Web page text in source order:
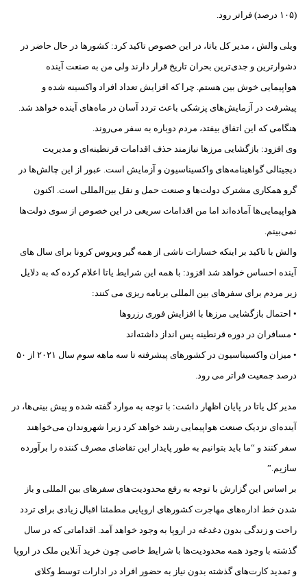
(۱۰۵ درصد) فراتر رود.
ویلی والش ، مدیر کل یاتا، در این خصوص تاکید کرد: کشورها در حال حاضر در
دشوارترین و جدی‌ترین بحران تاریخ قرار دارند ولی من به صنعت آینده
هواپیمایی خوش بین هستم. چرا که افزایش تعداد افراد واکسینه شده و
پیشرفت در آزمایش‌های پزشکی باعث تردد آسان در ماه‌های آینده خواهد شد.
هنگامی که این اتفاق بیفتد، مردم دوباره به سفر می‌روند.
وی افزود: بازگشایی مرزها نیازمند حذف اقدامات قرنطینه‌ای و مدیریت
دیجیتالی گواهینامه‌های واکسیناسیون و آزمایش است. عبور از این چالش‌ها در
گرو همکاری مشترک دولت‌ها و صنعت حمل و نقل بین‌المللی است. اکنون
هواپیمایی‌ها آماده‌اند اما من اقدامات سریعی در این خصوص از سوی دولت‌ها
نمی‌بینم.
والش با تاکید بر اینکه خسارات ناشی از همه گیر ویروس کرونا برای سال های
آینده احساس خواهد شد افزود: با همه این شرایط یاتا اعلام کرده که به دلایل
زیر مردم برای سفرهای بین المللی برنامه ریزی می کنند:
• احتمال بازگشایی مرزها با افزایش فوری رزروها
• مسافران در دوره قرنطینه پس انداز داشته‌اند
• میزان واکسیناسیون در کشورهای پیشرفته تا سه ماهه سوم سال ۲۰۲۱ از ۵۰
درصد جمعیت فراتر می رود.
مدیر کل یاتا در پایان اظهار داشت: با توجه به موارد گفته شده و پیش بینی‌ها، در
آینده‌ای نزدیک صنعت هواپیمایی رشد خواهد کرد زیرا شهروندان می‌خواهند
سفر کنند و “ما باید بتوانیم به طور پایدار این تقاضای مصرف کننده را برآورده
سازیم.”
بر اساس این گزارش با توجه به رفع محدودیت‌های سفرهای بین المللی و باز
شدن خط اداره‌های مهاجرت کشورهای اروپایی مطمئنا اقبال زیادی برای تردد
راحت و زندگی بدون دغدغه در اروپا به وجود خواهد آمد. اقداماتی که در سال
گذشته با وجود همه محدودیت‌ها با شرایط خاصی چون خرید آنلاین ملک در اروپا
و تمدید کارت‌های گذشته بدون نیاز به حضور افراد در ادارات توسط وکلای